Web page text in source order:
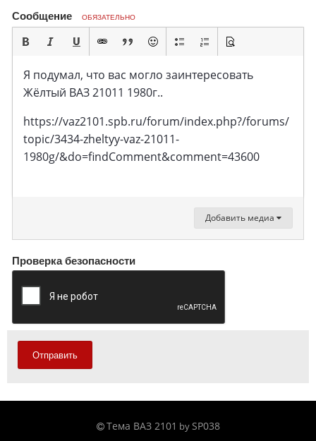
Сообщение ОБЯЗАТЕЛЬНО
Я подумал, что вас могло заинтересовать
Жёлтый ВАЗ 21011 1980г..
https://vaz2101.spb.ru/forum/index.php?/forums/
topic/3434-zheltyy-vaz-21011-
1980g/&do=findComment&comment=43600
Добавить медиа
Проверка безопасности
Отправить
Тема ВАЗ 2101 by SP038